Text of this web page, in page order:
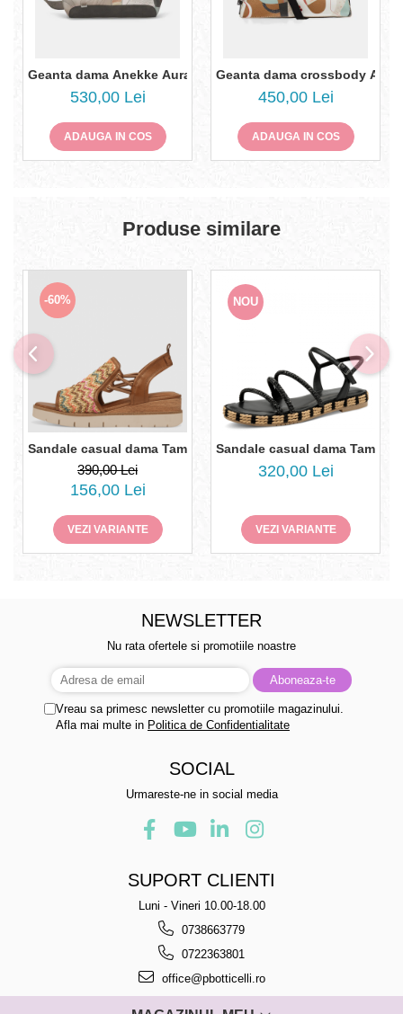
Geanta dama Anekke Auralis 42811-421
530,00 Lei
ADAUGA IN COS
450,00 Lei
ADAUGA IN COS
Produse similare
-60%
Sandale casual dama Tamaris 1-28240-44
390,00 Lei
156,00 Lei
VEZI VARIANTE
NOU
Sandale casual dama Tamaris
320,00 Lei
VEZI VARIANTE
NEWSLETTER
Nu rata ofertele si promotiile noastre
Vreau sa primesc newsletter cu promotiile magazinului.
Afla mai multe in Politica de Confidentialitate
SOCIAL
Urmareste-ne in social media
SUPORT CLIENTI
Luni - Vineri 10.00-18.00
0738663779
0722363801
office@pbotticelli.ro